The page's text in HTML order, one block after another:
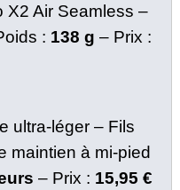
X2 Air Seamless –
: 138 g – Prix :
ultra-léger – Fils
maintien à mi-pied
– Prix : 15,95 €